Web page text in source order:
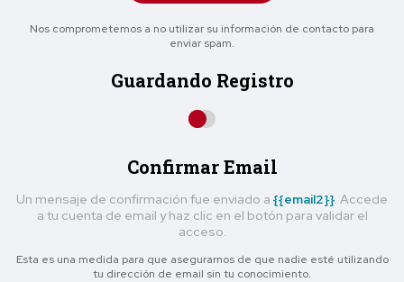
Nos comprometemos a no utilizar su información de contacto para
enviar spam.
Guardando Registro
Confirmar Email
Un mensaje de confirmación fue enviado a {{email2}}. Accede
a tu cuenta de email y haz clic en el botón para validar el
acceso.
Esta es una medida para que asegurarnos de que nadie esté utilizando
tu dirección de email sin tu conocimiento.